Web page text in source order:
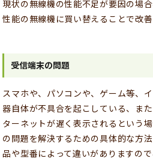
現状の無線機の性能不足が要因の場
性能の無線機に買い替えることで改善
受信端末の問題
スマホや、パソコンや、ゲーム等、
器自体が不具合を起こしている、ま
ターネットが遅く表示されるという
の問題を解決するための具体的な方
品や型番によって違いがありますの